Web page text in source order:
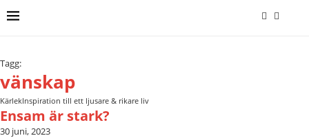
Tagg:
vänskap
KärlekInspiration till ett ljusare & rikare liv
Ensam är stark?
30 juni, 2023